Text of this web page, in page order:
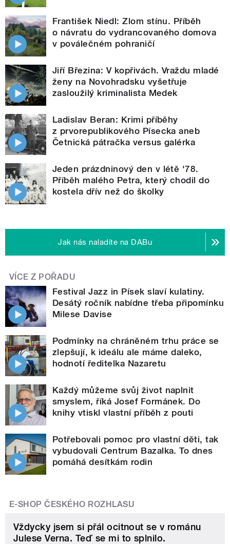
František Niedl: Zlom stínu. Příběh
o návratu do vydrancovaného domova
v poválečném pohraničí
Jiří Březina: V kopřivách. Vraždu mladé
ženy na Novohradsku vyšetřuje
zasloužilý kriminalista Medek
Ladislav Beran: Krimi příběhy
z prvorepublikového Písecka aneb
Četnická pátračka versus galérka
Jeden prázdninový den v létě '78.
Příběh malého Petra, který chodil do
kostela dřív než do školky
Jak nás naladíte na DABu
VÍCE Z POŘADU
Festival Jazz in Písek slaví kulatiny.
Desátý ročník nabídne třeba připomínku
Milese Davise
Podmínky na chráněném trhu práce se
zlepšují, k ideálu ale máme daleko,
hodnotí ředitelka Nazaretu
Každý můžeme svůj život naplnit
smyslem, říká Josef Formánek. Do
knihy vtiskl vlastní příběh z pouti
Potřebovali pomoc pro vlastní děti, tak
vybudovali Centrum Bazalka. To dnes
pomáhá desítkám rodin
E-SHOP ČESKÉHO ROZHLASU
Vždycky jsem si přál ocitnout se v románu
Julese Verna. Teď se mi to splnilo.